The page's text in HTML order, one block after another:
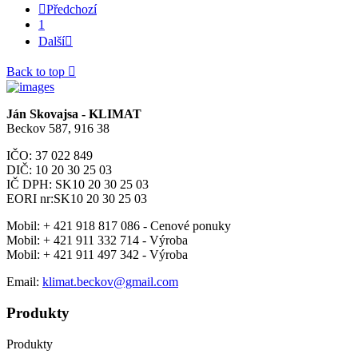
Předchozí
1
Další
Back to top 
Ján Skovajsa - KLIMAT
Beckov 587, 916 38
IČO: 37 022 849
DIČ: 10 20 30 25 03
IČ DPH: SK10 20 30 25 03
EORI nr:SK10 20 30 25 03
Mobil: + 421 918 817 086 - Cenové ponuky
Mobil: + 421 911 332 714 - Výroba
Mobil: + 421 911 497 342 - Výroba
Email: klimat.beckov@gmail.com
Produkty
Produkty